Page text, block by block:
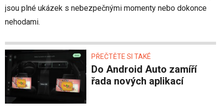
jsou plné ukázek s nebezpečnými momenty nebo dokonce
nehodami.
PŘEČTĚTE SI TAKÉ
Do Android Auto zamíří
řada nových aplikací